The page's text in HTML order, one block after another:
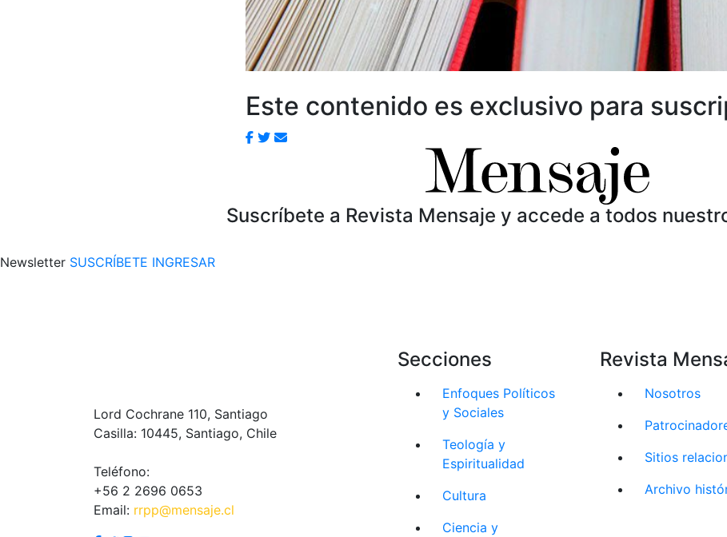
Este contenido es exclusivo para
Suscríbete a Revista Mensaje y accede a todos
Newsletter SUSCRÍBETE INGRESAR
Lord Cochrane 110, Santiago
Casilla: 10445, Santiago, Chile
Teléfono:
+56 2 2696 0653
Email: rrpp@mensaje.cl
Secciones
Enfoques Políticos
y Sociales
Teología y
Espiritualidad
Cultura
Ciencia y
Revista
Nosotros
Sitios
Archivo